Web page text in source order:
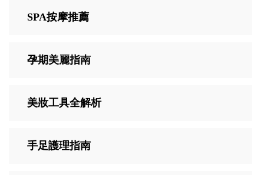
SPA按摩推薦
孕期美麗指南
美妝工具全解析
手足護理指南